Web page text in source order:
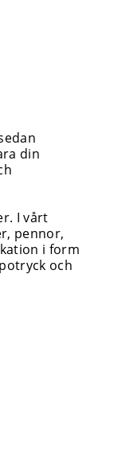
din
I vårt
pennor,
i form
och